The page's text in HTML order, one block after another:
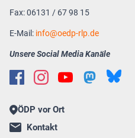
Fax: 06131 / 67 98 15
E-Mail: info oedp-rlp.de
Unsere Social Media Kanäle
ÖDP vor Ort
Kontakt